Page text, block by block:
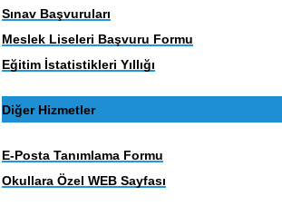
Sınav Başvuruları
Meslek Liseleri Başvuru Formu
Eğitim İstatistikleri Yıllığı
Diğer Hizmetler
E-Posta Tanımlama Formu
Okullara Özel WEB Sayfası